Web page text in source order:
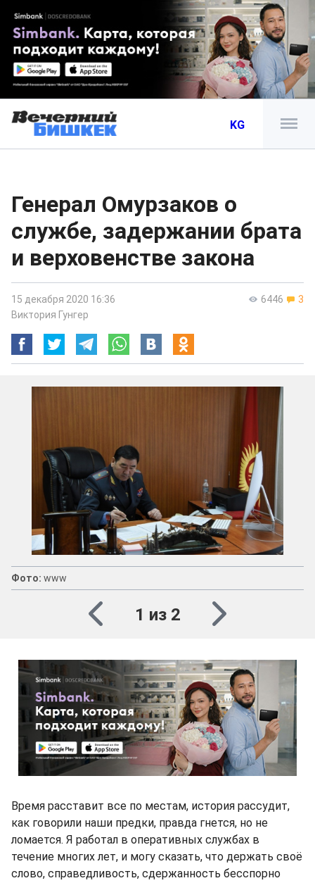
KG
Генерал Омурзаков о
службе, задержании брата
и верховенстве закона
6446 3
15 декабря 2020 16:36
Виктория Гунгер
Фото: www
1 из 2
Время расставит все по местам, история рассудит,
как говорили наши предки, правда гнется, но не
ломается. Я работал в оперативных службах в
течение многих лет, и могу сказать, что держать своё
слово, справедливость, сдержанность бесспорно